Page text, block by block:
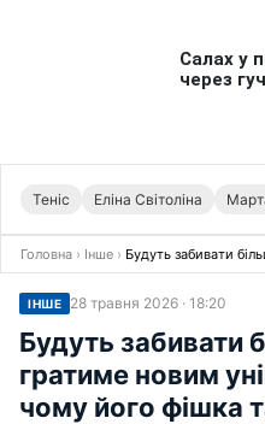
Теніс Еліна Світоліна
Головна › Інше › Будуть забивати
ІНШЕ 28 травня 2026 · 18:20
Будуть забивати
гратиме новим
чому його фішка